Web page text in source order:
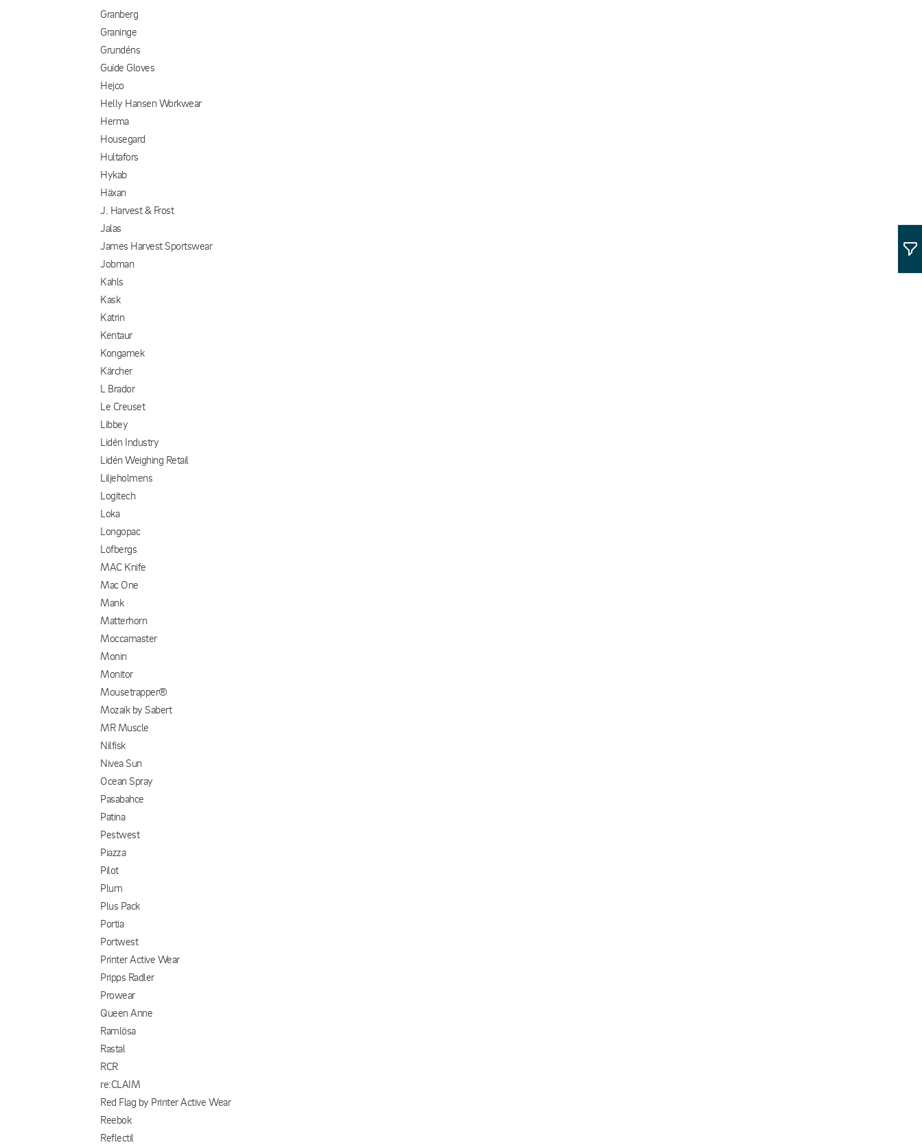
Granberg
Graninge
Grundéns
Guide Gloves
Hejco
Helly Hansen Workwear
Herma
Housegard
Hultafors
Hykab
Häxan
J. Harvest & Frost
Jalas
James Harvest Sportswear
Jobman
Kahls
Kask
Katrin
Kentaur
Kongamek
Kärcher
L Brador
Le Creuset
Libbey
Lidén Industry
Lidén Weighing Retail
Liljeholmens
Logitech
Loka
Longopac
Löfbergs
MAC Knife
Mac One
Mank
Matterhorn
Moccamaster
Monin
Monitor
Mousetrapper®
Mozaik by Sabert
MR Muscle
Nilfisk
Nivea Sun
Ocean Spray
Pasabahce
Patina
Pestwest
Piazza
Pilot
Plum
Plus Pack
Portia
Portwest
Printer Active Wear
Pripps Radler
Prowear
Queen Anne
Ramlösa
Rastal
RCR
re:CLAIM
Red Flag by Printer Active Wear
Reebok
Reflectil